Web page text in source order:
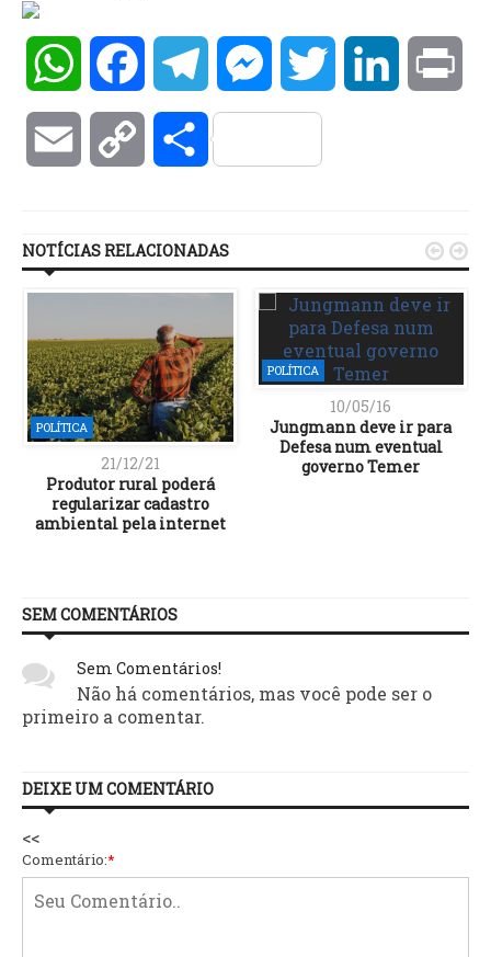
WhatsAppFacebookTelegramMessengerTwitter LinkedIn
Email Copy Compartilhar
NOTÍCIAS RELACIONADAS
POLÍTICA
21/12/21
Produtor rural poderá
regularizar cadastro
ambiental pela internet
POLÍTICA
10/05/16
Jungmann deve ir para
Defesa num eventual
governo Temer
 
SEM COMENTÁRIOS
Sem Comentários!
Não há comentários, mas você pode ser o
primeiro a comentar.
DEIXE UM COMENTÁRIO
<<
Comentário:*